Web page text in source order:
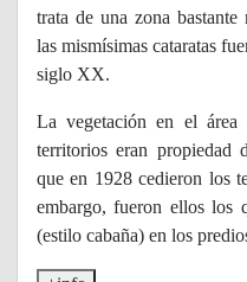
trata de una zona
las mismísimas cataratas
siglo XX.
La vegetación en el área
territorios eran propiedad
que en 1928 cedieron los
embargo, fueron ellos los
(estilo cabaña) en los